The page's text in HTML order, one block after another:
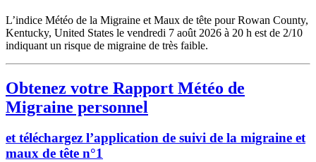
L’indice Météo de la Migraine et Maux de tête pour Rowan County,
Kentucky, United States le vendredi 7 août 2026 à 20 h est de 2/10
indiquant un risque de migraine de très faible.
Obtenez votre Rapport Météo de
Migraine personnel
et téléchargez l’application de suivi de la migraine et
maux de tête n°1